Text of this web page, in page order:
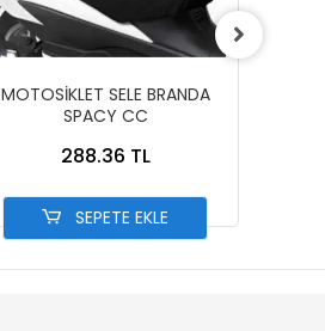
MOTOSİKLET SELE BRANDA
SPACY CC
288.36 TL
SEPETE EKLE